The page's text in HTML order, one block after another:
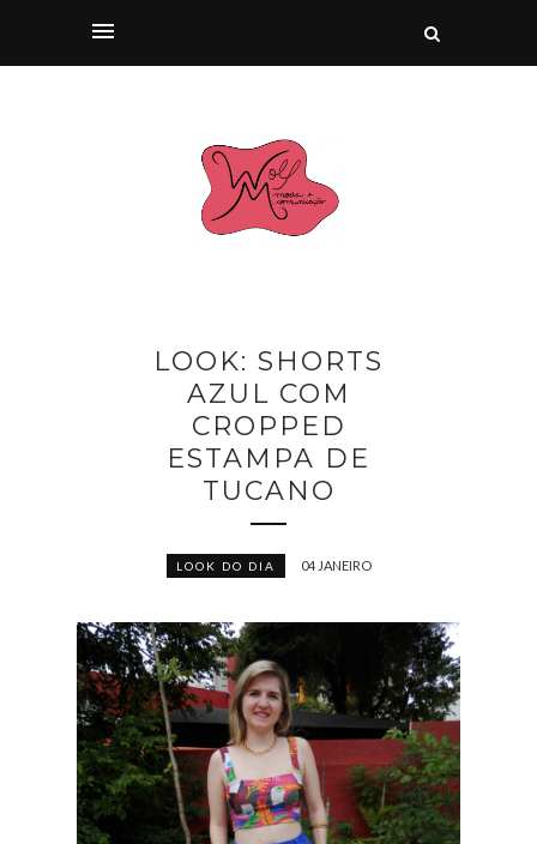
LOOK: SHORTS
AZUL COM
CROPPED
ESTAMPA DE
TUCANO
LOOK DO DIA 04 JANEIRO